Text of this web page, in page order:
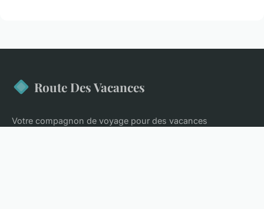
Route Des Vacances
Votre compagnon de voyage pour des vacances